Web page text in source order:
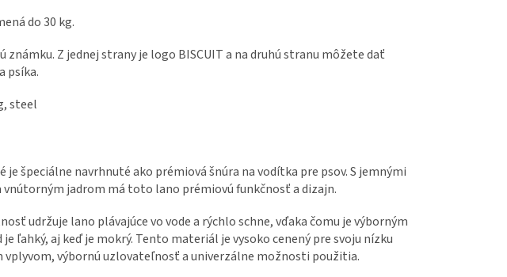
do 30 kg.
Z jednej strany je logo BISCUIT a na druhú stranu môžete dať
psíka.
steel
špeciálne navrhnuté ako prémiová šnúra na vodítka pre psov. S jemnými
jadrom má toto lano prémiovú funkčnosť a dizajn.
udržuje lano plávajúce vo vode a rýchlo schne, vďaka čomu je výborným
ľahký, aj keď je mokrý. Tento materiál je vysoko cenený pre svoju nízku
výbornú uzlovateľnosť a univerzálne možnosti použitia.